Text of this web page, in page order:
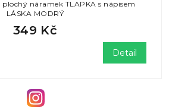
plochý náramek TLAPKA s nápisem
LÁSKA MODRÝ
349 Kč
Detail